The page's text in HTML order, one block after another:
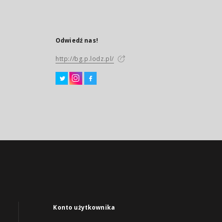
Odwiedź nas!
http://bg.p.lodz.pl/
Konto użytkownika